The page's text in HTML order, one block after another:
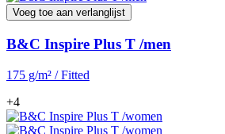
Voeg toe aan verlanglijst
B&C Inspire Plus T /men
175 g/m² / Fitted
+4